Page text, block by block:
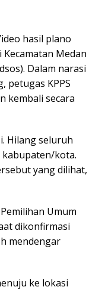
hasil plano
Medan
Dalam narasi
petugas KPPS
kembali secara
Hilang seluruh
kabupaten/kota.
yang dilihat,
Umum
dikonfirmasi
mendengar
ke lokasi